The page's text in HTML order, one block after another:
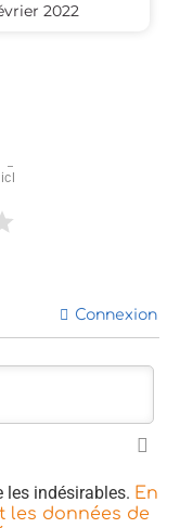
2022
Connexion
les indésirables. En
les données de